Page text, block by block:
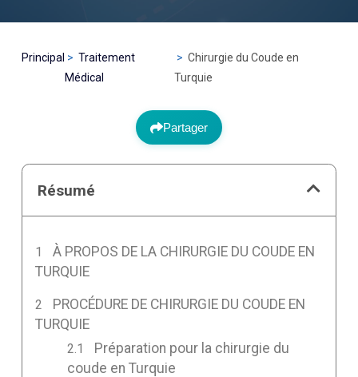
Principal
Traitement
Médical
Chirurgie du Coude en
Turquie
Partager
Résumé
À PROPOS DE LA CHIRURGIE DU COUDE EN
TURQUIE
PROCÉDURE DE CHIRURGIE DU COUDE EN
TURQUIE
Préparation pour la chirurgie du
coude en Turquie